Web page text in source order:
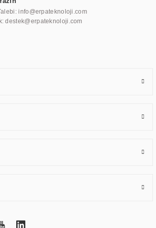
çözümler geliştirmek, ERPA Teknoloji'nin
yer almaktadır. ERPA Teknoloji, uluslararası
info@erpateknoloji.com
destek@erpateknoloji.com